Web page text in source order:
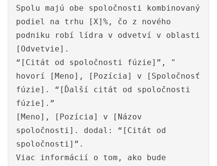
Spolu majú obe spoločnosti kombinovaný
podiel na trhu [X]%, čo z nového
podniku robí lídra v odvetví v oblasti
[Odvetvie].
“[Citát od spoločnosti fúzie]”, "
hovorí [Meno], [Pozícia] v [Spoločnosť
fúzie]. “[Ďalší citát od spoločnosti
fúzie].”
[Meno], [Pozícia] v [Názov
spoločnosti]. dodal: “[Citát od
spoločnosti]”.
Viac informácií o tom, ako bude